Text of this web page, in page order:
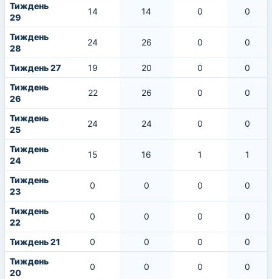
Тиждень
29
14 14 0 0
Тиждень
28
24 26 0 0
Тиждень 27 19 20 0
0
Тиждень
26
22 26 0 0
Тиждень
25
24 24 0 0
Тиждень
24
15 16 1 1
Тиждень
23
0 0 0 0
Тиждень
22
0 0 0 0
Тиждень 21 0 0 0
0
Тиждень
20
0 0 0 0